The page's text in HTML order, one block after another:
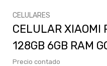
CELULARES
CELULAR XIAOMI
128GB 6GB RAM
Precio contado